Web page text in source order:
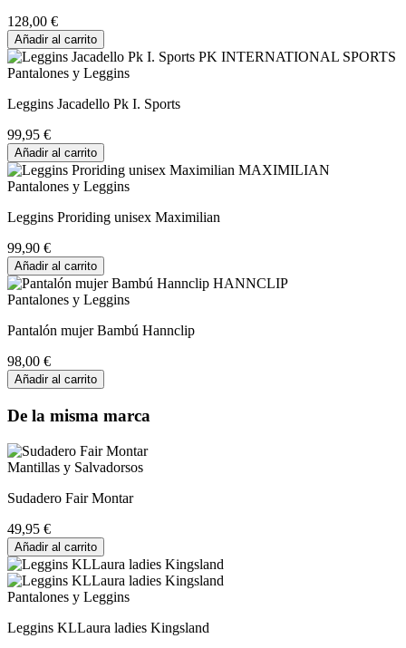
128,00 €
Añadir al carrito
Pantalones y Leggins
Leggins Jacadello Pk I. Sports
99,95 €
Añadir al carrito
Pantalones y Leggins
Leggins Proriding unisex Maximilian
99,90 €
Añadir al carrito
Pantalones y Leggins
Pantalón mujer Bambú Hannclip
98,00 €
Añadir al carrito
De la misma marca
Mantillas y Salvadorsos
Sudadero Fair Montar
49,95 €
Añadir al carrito
Pantalones y Leggins
Leggins KLLaura ladies Kingsland